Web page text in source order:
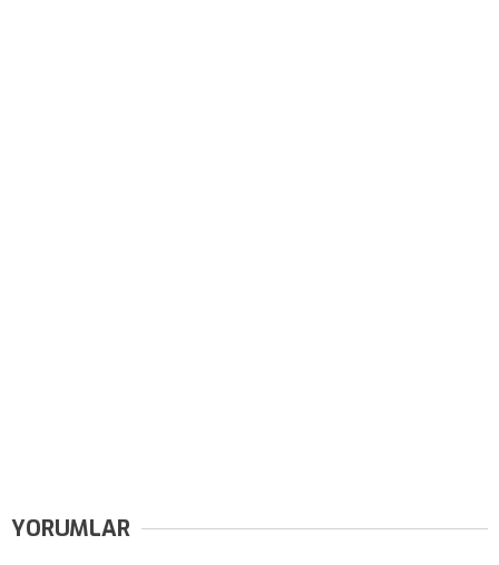
YORUMLAR